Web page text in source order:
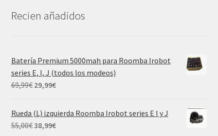
Recien añadidos
Batería Premium 5000mah para Roomba Irobot
series E, I, J (todos los modeos)
69,99€ El
original
era:
29,99€El
actual
es:
Rueda (L) izquierda Roomba Irobot series E I y J
55,00€El
38,99€El